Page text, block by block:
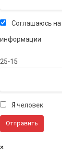
Соглашаюсь на
информации
25-15
Я человек
×